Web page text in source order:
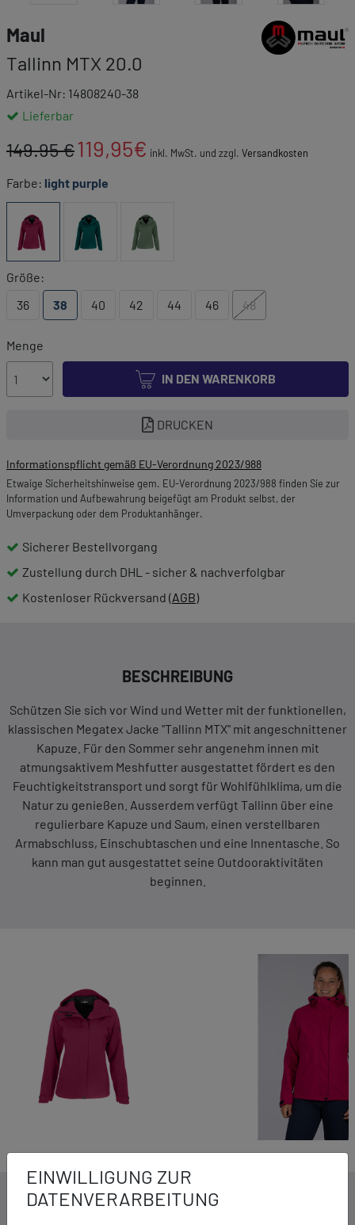
EINWILLIGUNG ZUR
DATENVERARBEITUNG
Maul
Tallinn MTX 20.0
Link zur
Artikel-Nr: 14808240-38
Lieferbar
149.95 €119,95€ inkl. MwSt. und zzgl. Versandkosten
Farbe: light purple
Größe:
36
38 40 42 44 46 48
Menge
IN DEN WARENKORB
DRUCKEN
Informationspflicht gemäß EU-Verordnung 2023/988
Etwaige Sicherheitshinweise gem. EU-Verordnung 2023/988 finden Sie zur
Information und Aufbewahrung beigefügt am Produkt selbst, der
Umverpackung oder dem Produktanhänger.
Sicherer Bestellvorgang
Zustellung durch DHL - sicher & nachverfolgbar
Kostenloser Rückversand (AGB)
BESCHREIBUNG
Schützen Sie sich vor Wind und Wetter mit der funktionellen,
klassischen Megatex Jacke "Tallinn MTX" mit angeschnittener
Kapuze. Für den Sommer sehr angenehm innen mit
atmungsaktivem Meshfutter ausgestattet fördert es den
Feuchtigkeitstransport und sorgt für Wohlfühlklima, um die
Natur zu genießen. Ausserdem verfügt Tallinn über eine
regulierbare Kapuze und Saum, einen verstellbaren
Armabschluss, Einschubtaschen und eine Innentasche. So
kann man gut ausgestattet seine Outdooraktivitäten
beginnen.
DETAILS ZUM PRODUKT